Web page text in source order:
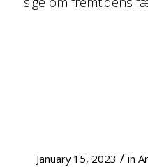
January 15, 2023 / in